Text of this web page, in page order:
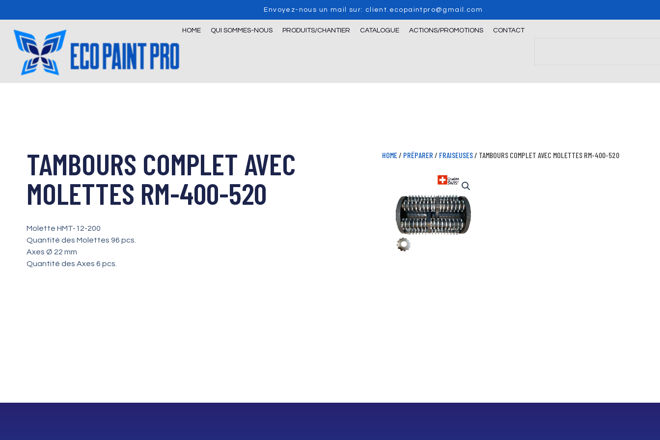
to
content
Envoyez-nous un mail sur: client.ecopaintpro@gmail.com
HOME QUI SOMMES-NOUS PRODUITS/CHANTIER CATALOGUE ACTIONS/PROMOTIONS CONTACT
TAMBOURS COMPLET AVEC
MOLETTES RM-400-520
Molette HMT-12-200
Quantité des Molettes 96 pcs.
Axes Ø 22 mm
Quantité des Axes 6 pcs.
HOME/ PRÉPARER / FRAISEUSES/ TAMBOURS COMPLET AVEC MOLETTES RM-400-520